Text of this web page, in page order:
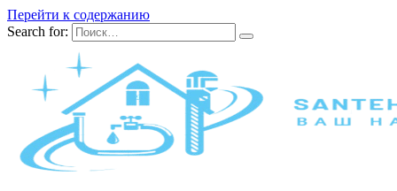
Перейти к содержанию
Search for: